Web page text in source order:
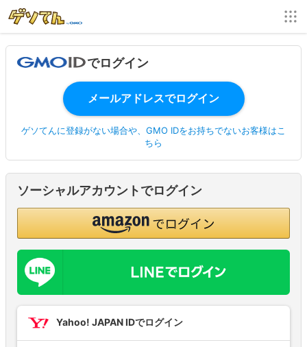
でログイン
ゲソてんに登録がない場合や、GMO IDをお持ちでないお客様はこ
ちら
ソーシャルアカウントでログイン
Yahoo! JAPAN IDでログイン